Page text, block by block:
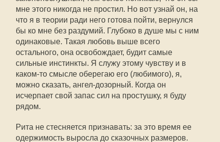
мне этого никогда не простил. Но вот узнай он, на
что я в теории ради него готова пойти, вернулся
бы ко мне без раздумий. Глубоко в душе мы с ним
одинаковые. Такая любовь выше всего
остального, она освобождает, будит самые
сильные инстинкты. Я служу этому чувству и в
каком-то смысле оберегаю его (любимого), я,
можно сказать, ангел-дозорный. Когда он
исчерпает свой запас сил на простушку, я буду
рядом.
Рита не стесняется признавать: за это время ее
одержимость выросла до сказочных размеров.